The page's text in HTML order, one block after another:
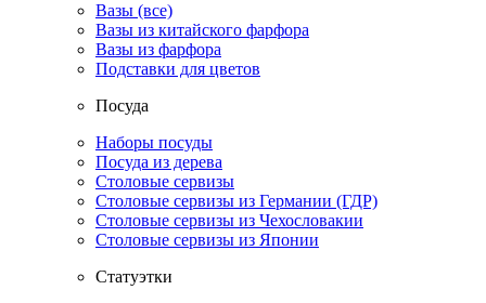
Вазы (все)
Вазы из китайского фарфора
Вазы из фарфора
Подставки для цветов
Посуда
Наборы посуды
Посуда из дерева
Столовые сервизы
Столовые сервизы из Германии (ГДР)
Столовые сервизы из Чехословакии
Столовые сервизы из Японии
Статуэтки